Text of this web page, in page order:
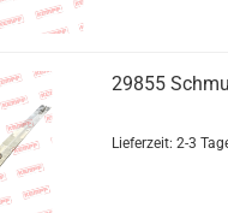
29855
Lieferzeit: 2-3